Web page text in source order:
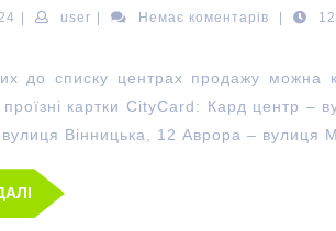
user Немає коментарів
до списку центрах продажу можна
картки CityCard: Кард центр –
Вінницька, 12 Аврора – вулиця